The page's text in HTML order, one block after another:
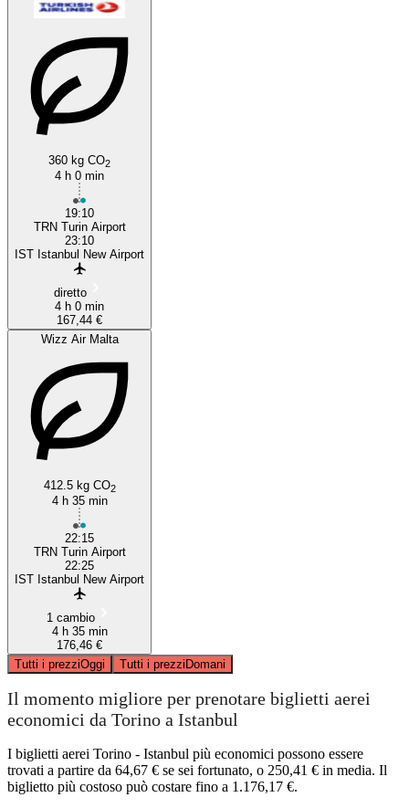
360 kg CO2
4 h 0 min
19:10
TRN Turin Airport
23:10
IST Istanbul New Airport
diretto
4 h 0 min
167,44 €
Wizz Air Malta
412.5 kg CO2
4 h 35 min
22:15
TRN Turin Airport
22:25
IST Istanbul New Airport
1 cambio
4 h 35 min
176,46 €
Tutti i prezziOggi Tutti i prezziDomani
Il momento migliore per prenotare biglietti aerei
economici da Torino a Istanbul
I biglietti aerei Torino - Istanbul più economici possono essere
trovati a partire da 64,67 € se sei fortunato, o 250,41 € in media. Il
biglietto più costoso può costare fino a 1.176,17 €.